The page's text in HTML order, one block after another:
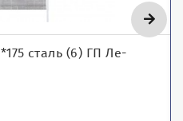
сталь (6) ГП Ле-